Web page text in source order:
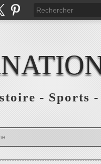
- Sports -